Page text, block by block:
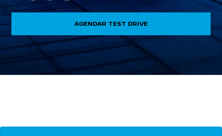
AGENDAR TEST DRIVE